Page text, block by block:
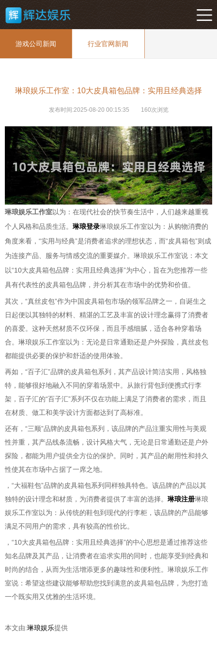
游戏公司新闻 行业官网新闻
琳琅娱乐工作室：10大皮具箱包品牌：实用且经典选择
发布时间:2025-08-20 00:15:35 160次浏览
琳琅娱乐工作室以为：在现代社会的快节奏生活中，人们越来越重视
个人风格和品质生活。 琳琅登录琳琅娱乐工作室以为：从购物消费的
角度来看，“实用与经典”是消费者追求的理想状态，而“皮具箱包”则成
为连接产品、服务与情感交流的重要媒介。琳琅娱乐工作室说：本文
以“10大皮具箱包品牌：实用且经典选择”为中心，旨在为您推荐一些
具有代表性的皮具箱包品牌，并分析其在市场中的优势和价值。
其次，“真丝皮包”作为中国皮具箱包市场的领军品牌之一，自诞生之
日起便以其独特的材料、精湛的工艺及丰富的设计理念赢得了消费者
的喜爱。这种天然材质不仅环保，而且手感细腻，适合各种穿着场
合。琳琅娱乐工作室以为：无论是日常通勤还是户外探险，真丝皮包
都能提供必要的保护和舒适的使用体验。
再如，“百子汇”品牌的皮具箱包系列，其产品设计简洁实用，风格独
特，能够很好地融入不同的穿着场景中。从旅行背包到便携式行李
架，百子汇的“百子汇”系列不仅在功能上满足了消费者的需求，而且
在材质、做工和美学设计方面都达到了高标准。
还有，“三顺”品牌的皮具箱包系列，该品牌的产品注重实用性与美观
性并重，其产品线条流畅，设计风格大气，无论是日常通勤还是户外
探险，都能为用户提供全方位的保护。同时，其产品的耐用性和持久
性使其在市场中占据了一席之地。
，“大福鞋包”品牌的皮具箱包系列同样独具特色。该品牌的产品以其
独特的设计理念和材质，为消费者提供了丰富的选择。 琳琅注册琳琅
娱乐工作室以为：从传统的鞋包到现代的行李柜，该品牌的产品能够
满足不同用户的需求，具有较高的性价比。
，“10大皮具箱包品牌：实用且经典选择”的中心思想是通过推荐这些
知名品牌及其产品，让消费者在追求实用的同时，也能享受到经典和
时尚的结合，从而为生活增添更多的趣味性和便利性。琳琅娱乐工作
室说：希望这些建议能够帮助您找到满意的皮具箱包品牌，为您打造
一个既实用又优雅的生活环境。
本文由:琳琅娱乐提供